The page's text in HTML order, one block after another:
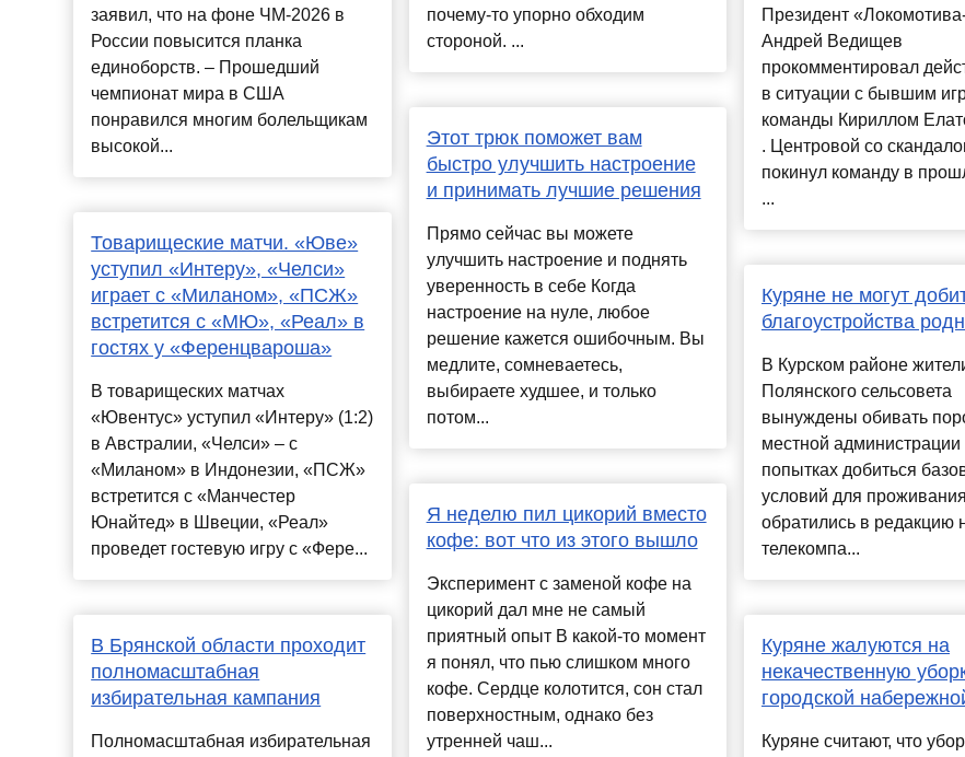
заявил, что на фоне ЧМ-2026 в
России повысится планка
единоборств. – Прошедший
чемпионат мира в США
понравился многим болельщикам
высокой...
Товарищеские матчи. «Юве»
уступил «Интеру», «Челси»
играет с «Миланом», «ПСЖ»
встретится с «МЮ», «Реал» в
гостях у «Ференцвароша»
В товарищеских матчах
«Ювентус» уступил «Интеру» (1:2)
в Австралии, «Челси» – с
«Миланом» в Индонезии, «ПСЖ»
встретится с «Манчестер
Юнайтед» в Швеции, «Реал»
проведет гостевую игру с «Фере...
В Брянской области проходит
полномасштабная
избирательная кампания
Полномасштабная избирательная
почему-то упорно обходим
стороной. ...
Этот трюк поможет вам
быстро улучшить настроение
и принимать лучшие решения
Прямо сейчас вы можете
улучшить настроение и поднять
уверенность в себе Когда
настроение на нуле, любое
решение кажется ошибочным. Вы
медлите, сомневаетесь,
выбираете худшее, и только
потом...
Я неделю пил цикорий вместо
кофе: вот что из этого вышло
Эксперимент с заменой кофе на
цикорий дал мне не самый
приятный опыт В какой-то момент
я понял, что пью слишком много
кофе. Сердце колотится, сон стал
поверхностным, однако без
утренней чаш...
Президент
Андрей Ведищев
прокомментировал
в ситуации с бывшим
команды Кириллом
. Центровой со
покинул команду в
...
Куряне не могут
благоустройства
В Курском районе
Полянского сельсовета
вынуждены обивать
местной администрации
попытках добиться
условий для
обратились в редакцию
телекомпа...
Куряне жалуются на
некачественную
городской
Куряне считают, что